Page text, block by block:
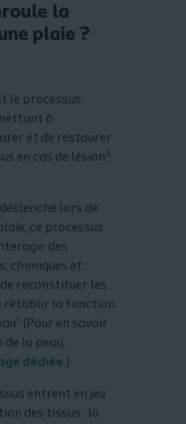
la
plaie ?
le processus
à
et de restaurer
en cas de lésion3.
lors de
ce processus
des
chimiques et
reconstituer les
rétablir la fonction
3.(Pour en savoir
la peau,
dédiée.)
entrent en jeu
des tissus : la